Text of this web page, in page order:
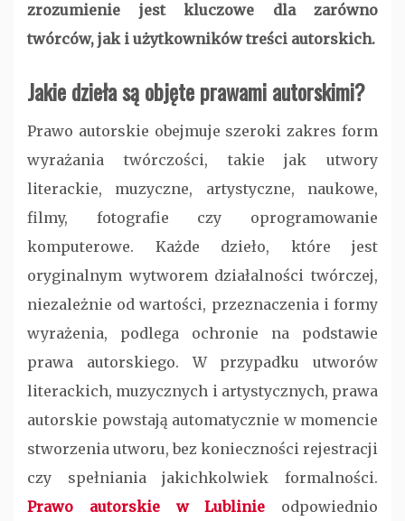
zrozumienie jest kluczowe dla zarówno
twórców, jak i użytkowników treści autorskich.
Jakie dzieła są objęte prawami autorskimi?
Prawo autorskie obejmuje szeroki zakres form
wyrażania twórczości, takie jak utwory
literackie, muzyczne, artystyczne, naukowe,
filmy, fotografie czy oprogramowanie
komputerowe. Każde dzieło, które jest
oryginalnym wytworem działalności twórczej,
niezależnie od wartości, przeznaczenia i formy
wyrażenia, podlega ochronie na podstawie
prawa autorskiego. W przypadku utworów
literackich, muzycznych i artystycznych, prawa
autorskie powstają automatycznie w momencie
stworzenia utworu, bez konieczności rejestracji
czy spełniania jakichkolwiek formalności.
Prawo autorskie w Lublinie odpowiednio